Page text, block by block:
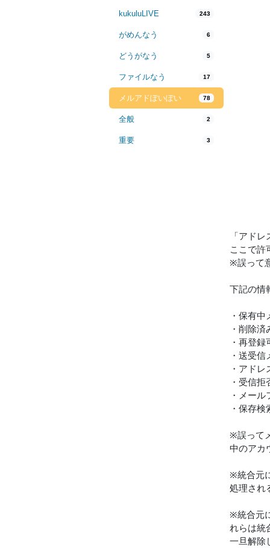
kukuluLIVE 243
がめんなう 6
どうがなう 5
ファイルなう 17
メルアドぽいぽい 78
全般 2
重要 3
「アド
ここで許
※誤って
下記の情
・保有
・削除
・再登
・送受信
・アドレ
・受信拒
・メール
・保存検
※誤って
中のアカ
※統合元
処理され
※統合元
れらは統
一旦解除